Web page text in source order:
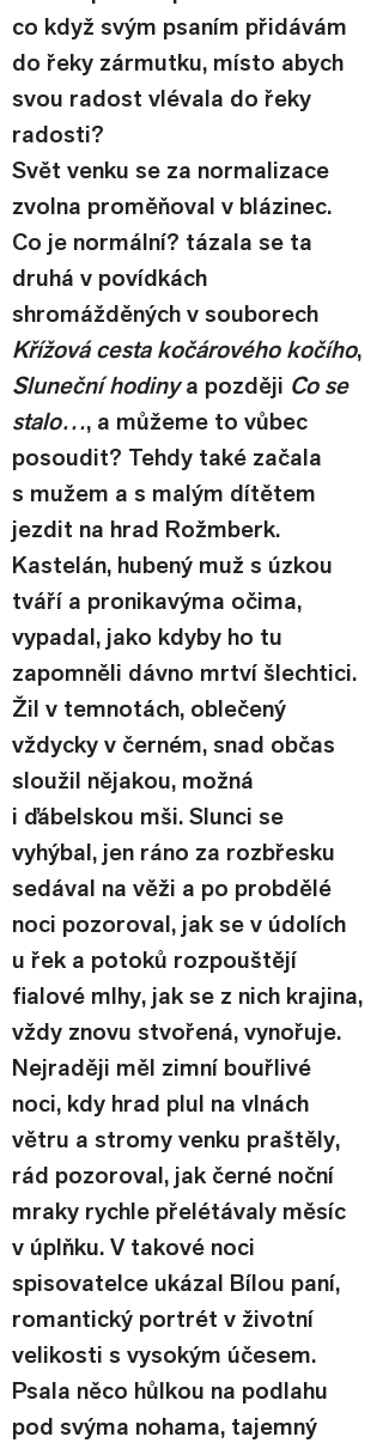
co když svým psaním přidávám
do řeky zármutku, místo abych
svou radost vlévala do řeky
radosti?
Svět venku se za normalizace
zvolna proměňoval v blázinec.
Co je normální? tázala se ta
druhá v povídkách
shromážděných v souborech
Křížová cesta kočárového kočího,
Sluneční hodiny a později Co se
stalo…, a můžeme to vůbec
posoudit? Tehdy také začala
s mužem a s malým dítětem
jezdit na hrad Rožmberk.
Kastelán, hubený muž s úzkou
tváří a pronikavýma očima,
vypadal, jako kdyby ho tu
zapomněli dávno mrtví šlechtici.
Žil v temnotách, oblečený
vždycky v černém, snad občas
sloužil nějakou, možná
i ďábelskou mši. Slunci se
vyhýbal, jen ráno za rozbřesku
sedával na věži a po probdělé
noci pozoroval, jak se v údolích
u řek a potoků rozpouštějí
fialové mlhy, jak se z nich krajina,
vždy znovu stvořená, vynořuje.
Nejraději měl zimní bouřlivé
noci, kdy hrad plul na vlnách
větru a stromy venku praštěly,
rád pozoroval, jak černé noční
mraky rychle přelétávaly měsíc
v úplňku. V takové noci
spisovatelce ukázal Bílou paní,
romantický portrét v životní
velikosti s vysokým účesem.
Psala něco hůlkou na podlahu
pod svýma nohama, tajemný